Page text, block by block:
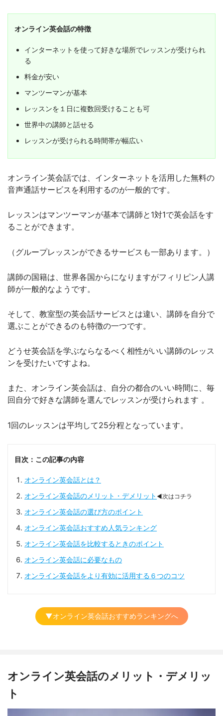
オンライン英会話の特徴
インターネットを使って好きな場所でレッスンが受けられ
る
料金が安い
マンツーマンが基本
レッスンを１日に複数回受けることも可
世界中の講師と話せる
レッスンが受けられる時間帯が幅広い
オンライン英会話では、インターネットを活用した無料の
音声通話サービスを利用するのが一般的です。
レッスンはマンツーマンが基本で講師と1対1で英会話をす
ることができます。
（グループレッスンができるサービスも一部あります。）
講師の国籍は、世界各国からになりますがフィリピン人講
師が一般的なようです。
そして、教室型の英会話サービスとは違い、講師を自分で
選ぶことができるのも特徴の一つです。
どうせ英会話を学ぶならなるべく相性がいい講師のレッス
ンを受けたいですよね。
また、オンライン英会話は、自分の都合のいい時間に、毎
回自分で好きな講師を選んでレッスンが受けられます 。
1回のレッスンは平均して25分程となっています。
目次：この記事の内容
オンライン英会話とは？
オンライン英会話のメリット・デメリット ◀次はコチラ
オンライン英会話の選び方のポイント
オンライン英会話おすすめ人気ランキング
オンライン英会話を比較するときのポイント
オンライン英会話に必要なもの
オンライン英会話をより有効に活用する６つのコツ
▼オンライン英会話おすすめランキングへ
オンライン英会話のメリット・デメリッ
ト